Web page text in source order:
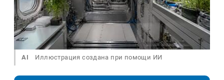
AI Иллюстрация создана при помощи ИИ